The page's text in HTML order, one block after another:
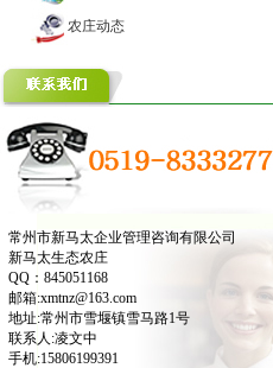
农庄动态
常州市新马太企业管理咨询有限公司
新马太生态农庄
QQ：845051168
邮箱:xmtnz@163.com
地址:常州市雪堰镇雪马路1号
联系人:凌文中
手机:15806199391